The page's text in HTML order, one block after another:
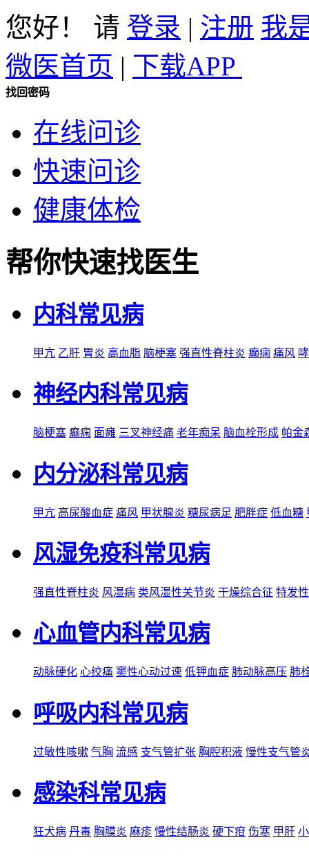
您好！ 请 登录 | 注册 我
微医首页 | 下载APP
找回密码
在线问诊
快速问诊
健康体检
帮你快速找医生
内科常见病
甲亢 乙肝 胃炎 高血脂 脑梗塞 强直性脊柱炎 癫痫 痛风
神经内科常见病
脑梗塞 癫痫 面瘫 三叉神经痛 老年痴呆 脑血栓形成 帕金
内分泌科常见病
甲亢 高尿酸血症 痛风 甲状腺炎 糖尿病足 肥胖症 低血糖
风湿免疫科常见病
强直性脊柱炎 风湿病 类风湿性关节炎 干燥综合征 特发
心血管内科常见病
动脉硬化 心绞痛 窦性心动过速 低钾血症 肺动脉高压 肺
呼吸内科常见病
过敏性咳嗽 气胸 流感 支气管扩张 胸腔积液 慢性支气管
感染科常见病
狂犬病 丹毒 胸膜炎 麻疹 慢性结肠炎 硬下疳 伤寒 甲肝